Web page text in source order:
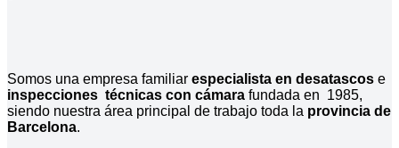
Somos una empresa familiar especialista en desatascos e
inspecciones técnicas con cámara fundada en 1985,
siendo nuestra área principal de trabajo toda la provincia de
Barcelona.